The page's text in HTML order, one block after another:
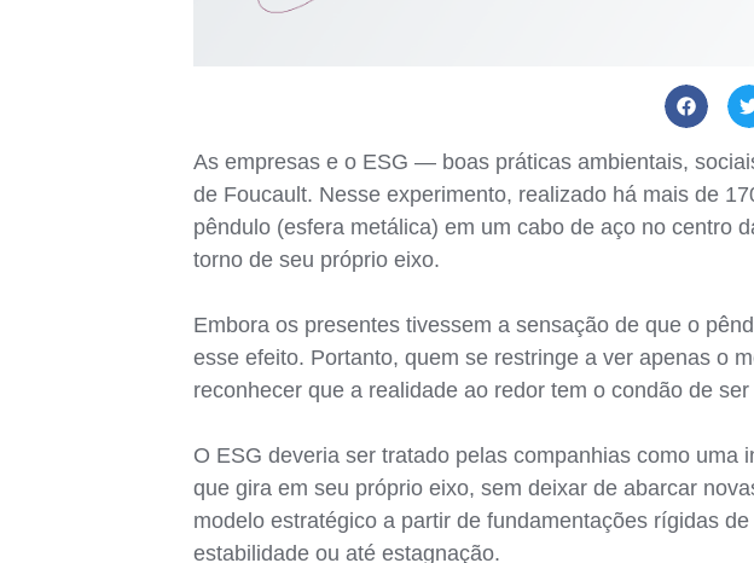
As empresas e o ESG — boas práticas ambientais,
de Foucault. Nesse experimento, realizado há mais de
pêndulo (esfera metálica) em um cabo de aço no centro
torno de seu próprio eixo.
Embora os presentes tivessem a sensação de que o
esse efeito. Portanto, quem se restringe a ver apenas o
reconhecer que a realidade ao redor tem o condão de
O ESG deveria ser tratado pelas companhias como
que gira em seu próprio eixo, sem deixar de abarcar
modelo estratégico a partir de fundamentações rígidas
estabilidade ou até estagnação.